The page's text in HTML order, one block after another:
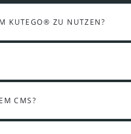
KUTEGO® ZU NUTZEN?
CMS?